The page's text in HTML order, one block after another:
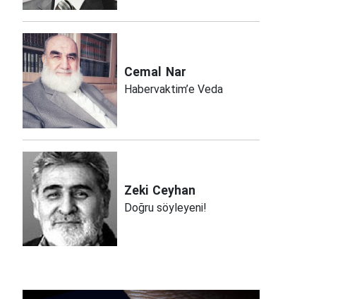
Cemal Nar
Habervaktim’e Veda
Zeki Ceyhan
Doğru söyleyeni!